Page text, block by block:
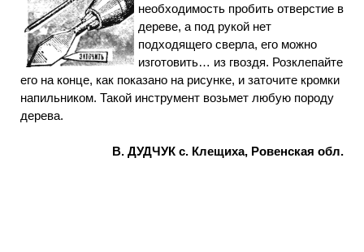
необходимость пробить отверстие в
дереве, а под рукой нет
подходящего сверла, его можно
изготовить… из гвоздя. Розклепайте
его на конце, как показано на рисунке, и заточите кромки
напильником. Такой инструмент возьмет любую породу
дерева.
В. ДУДЧУК с. Клещиха, Ровенская обл.